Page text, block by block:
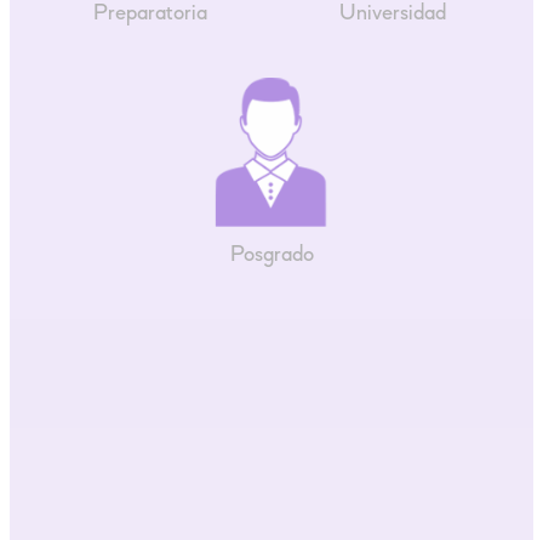
Preparatoria Universidad
Posgrado